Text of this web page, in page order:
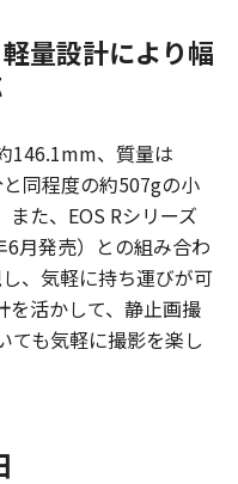
量設計により幅
146.1mm、質量は
同程度の約507gの小
た、EOS Rシリーズ
6月発売）との組み合わ
、気軽に持ち運びが可
を活かして、静止画撮
ても気軽に撮影を楽し